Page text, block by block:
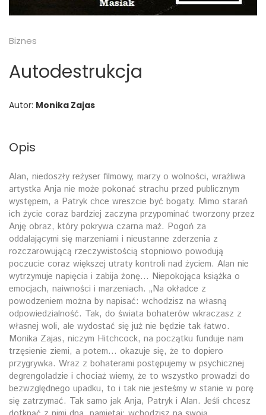
Biznes
Autodestrukcja
Autor: Monika Zajas
Opis
Alan, niedoszły reżyser filmowy, marzy o wolności, wrażliwa
artystka Anja nie może pokonać strachu przed publicznym
występem, a Patryk chce wreszcie być bogaty. Mimo starań
ich życie coraz bardziej zaczyna przypominać tworzony przez
Anję obraz, który pokrywa czarna maź. Pogoń za
oddalającymi się marzeniami i nieustanne zderzenia z
rozczarowującą rzeczywistością stopniowo powodują
poczucie coraz większej utraty kontroli nad życiem. Alan nie
wytrzymuje napięcia i zabija żonę… Niepokojąca książka o
emocjach, naiwności i marzeniach. „Na okładce z
powodzeniem można by napisać: wchodzisz na własną
odpowiedzialność. Tak, do świata bohaterów wkraczasz z
własnej woli, ale wydostać się już nie będzie tak łatwo.
Monika Zajas, niczym Hitchcock, na początku funduje nam
trzęsienie ziemi, a potem… okazuje się, że to dopiero
przygrywka. Wraz z bohaterami postępujemy w psychicznej
degrengoladzie i chociaż wiemy, że to wszystko prowadzi do
bezwzględnego upadku, to i tak nie jesteśmy w stanie w porę
się zatrzymać. Tak samo jak Anja, Patryk i Alan. Jeśli chcesz